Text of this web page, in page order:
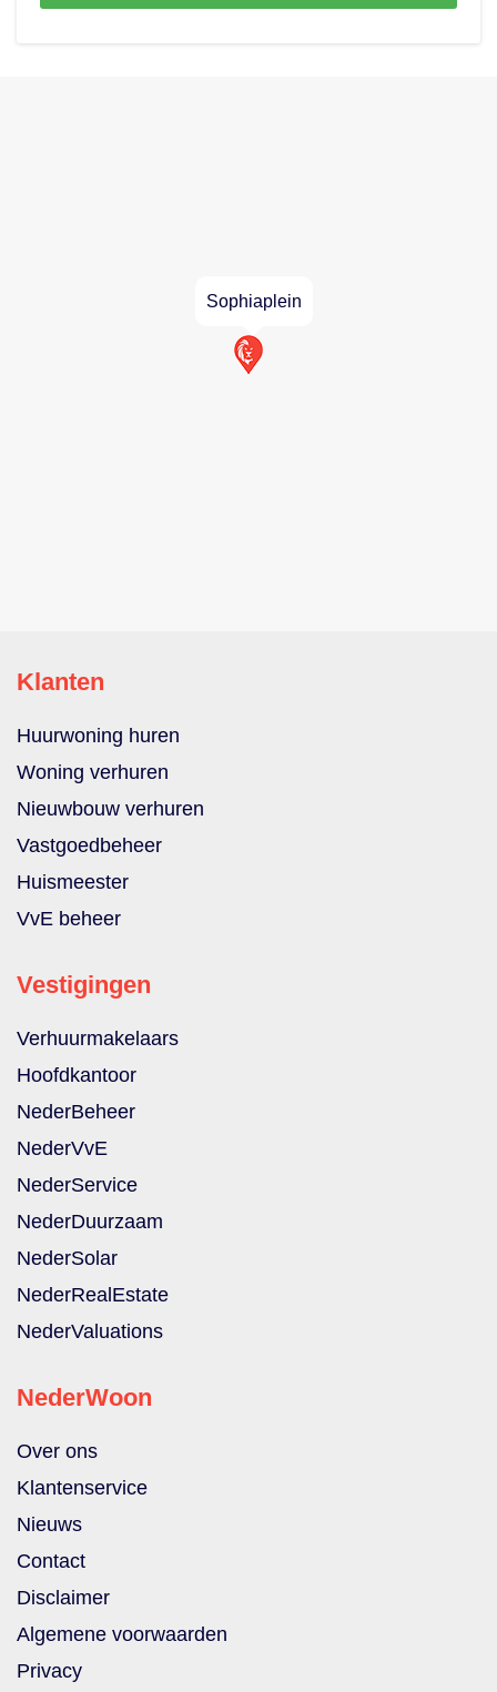
Sophiaplein
Klanten
Huurwoning huren
Woning verhuren
Nieuwbouw verhuren
Vastgoedbeheer
Huismeester
VvE beheer
Vestigingen
Verhuurmakelaars
Hoofdkantoor
NederBeheer
NederVvE
NederService
NederDuurzaam
NederSolar
NederRealEstate
NederValuations
NederWoon
Over ons
Klantenservice
Nieuws
Contact
Disclaimer
Algemene voorwaarden
Privacy